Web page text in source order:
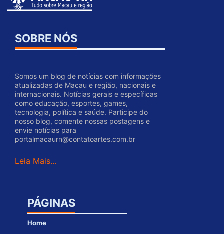
SOBRE NÓS
Somos um blog de notícias com informações
atualizadas de Macau e região, nacionais e
internacionais. Notícias gerais e específicas
como educação, esportes, games,
tecnologia, política e saúde. Participe do
nosso blog, comente nossas postagens e
envie notícias para
portalmacaurn@contatoartes.com.br
Leia Mais...
PÁGINAS
Home